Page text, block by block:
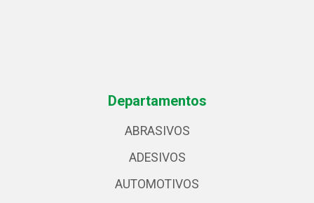
Departamentos
ABRASIVOS
ADESIVOS
AUTOMOTIVOS